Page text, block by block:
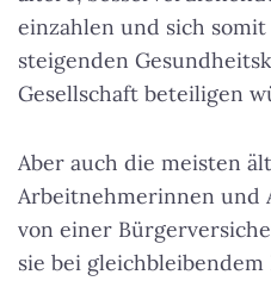
einzahlen und sich
steigenden
Gesellschaft beteiligen
Aber auch die meisten
Arbeitnehmerinnen und
von einer
sie bei